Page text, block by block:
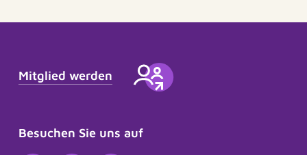
Mitglied werden
Besuchen Sie uns auf